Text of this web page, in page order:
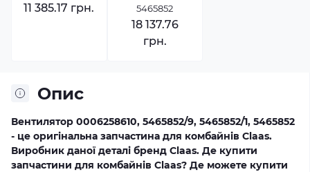
Опис
Вентилятор 0006258610, 5465852/9, 5465852/1, 5465852
- це оригінальна запчастина для комбайнів Claas.
Виробник даної деталі бренд Claas. Де купити
запчастини для комбайнів Claas? Де можете купити
11 385.17 грн.
5465852
18 137.76
грн.